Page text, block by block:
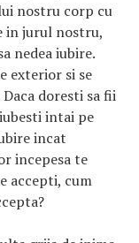
nostru corp cu
in jurul nostru,
nedea iubire.
exterior si se
doresti sa fii
intai pe
incat
incepesa te
accepti, cum